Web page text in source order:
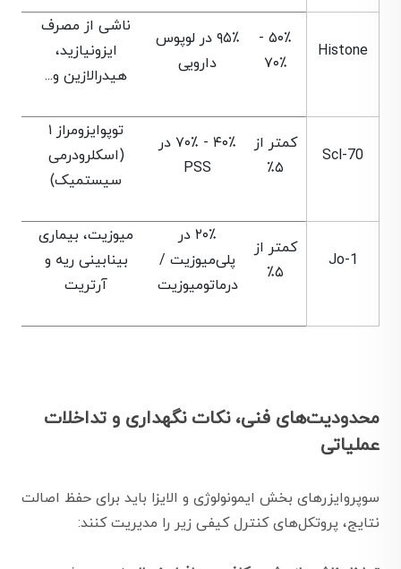
Histone
۵۰٪ -
۷۰٪
۹۵٪ در لوپوس
دارویی
ناشی از مصرف
ایزونیازید،
هیدرالازین و...
Scl-70
کمتر از
۵٪
۴۰٪ - ۷۰٪ در
PSS
توپوایزومراز ۱
(اسکلرودرمی
سیستمیک)
Jo-1
کمتر از
۵٪
۲۰٪ در
پلی‌میوزیت /
درماتومیوزیت
میوزیت، بیماری
بینابینی ریه و
آرتریت
محدودیت‌های فنی، نکات نگهداری و تداخلات
عملیاتی
سوپروایزرهای بخش ایمونولوژی و الایزا باید برای حفظ اصالت
نتایج، پروتکل‌های کنترل کیفی زیر را مدیریت کنند: